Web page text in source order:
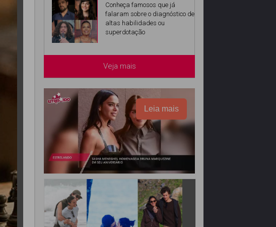
Conheça famosos que já
falaram sobre o diagnóstico de
altas habilidades ou
superdotação
Veja mais
Leia mais